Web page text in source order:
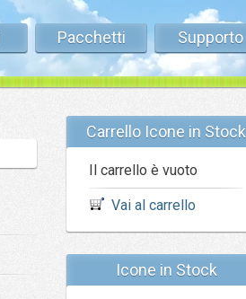
Pacchetti Supporto
Carrello Icone in Stock
Il carrello è vuoto
Vai al carrello
Icone in Stock